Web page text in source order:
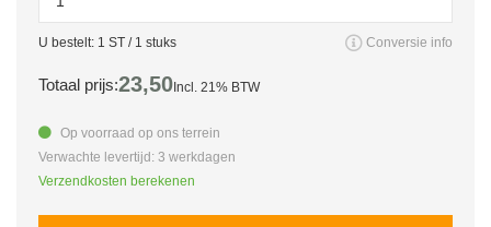
U bestelt: 1 ST / 1 stuks Conversie info
Totaal prijs:23,50 Incl. 21% BTW
Op voorraad op ons terrein
Verwachte levertijd: 3 werkdagen
Verzendkosten berekenen